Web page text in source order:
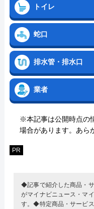
トイレ
蛇口
排水管・排水口
業者
※本記事は公開時点の
場合があります。あら
PR
◆記事で紹介した商品・
がマイナビニュース・マ
す。◆特定商品・サービ